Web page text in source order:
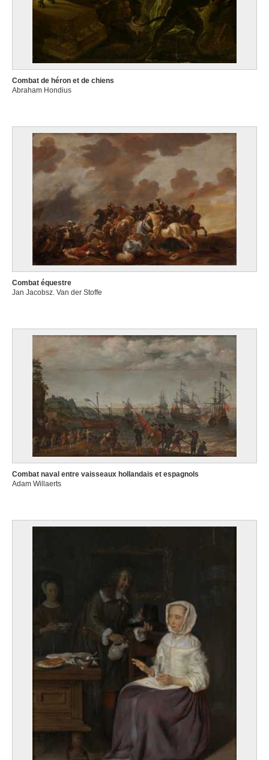
Combat de héron et de chiens
Abraham Hondius
Combat équestre
Jan Jacobsz. Van der Stoffe
Combat naval entre vaisseaux hollandais et espagnols
Adam Willaerts